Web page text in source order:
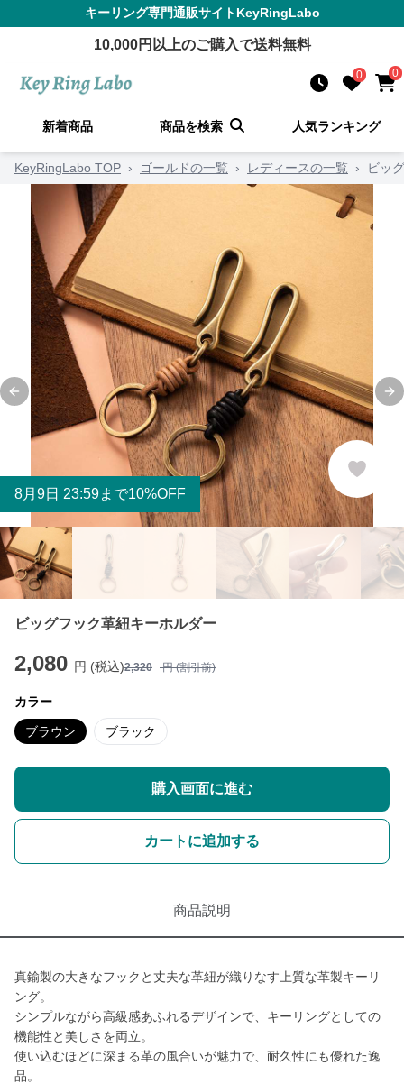
キーリング専門通販サイトKeyRingLabo
10,000円以上のご購入で送料無料
0 0
新着商品 商品を検索 人気ランキング
KeyRingLabo TOP › ゴールドの一覧 › レディースの一覧 › ビッ
Previous slide
8月 9日 23:59まで10%OFF
ビッグフック革紐キーホルダー
2,080 円 (税込)2,320 円 (割引前)
カラー
ブラウン ブラック
購入画面に進む
カートに追加する
商品説明
真鍮製の大きなフックと丈夫な革紐が織りなす上質な革製キーリ
ング。
シンプルながら高級感あふれるデザインで、キーリングとしての
機能性と美しさを両立。
使い込むほどに深まる革の風合いが魅力で、耐久性にも優れた逸
品。